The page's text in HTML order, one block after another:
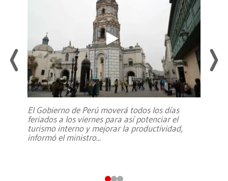
El Gobierno de Perú moverá todos los días
feriados a los viernes para así potenciar el
turismo interno y mejorar la productividad,
informó el ministro...